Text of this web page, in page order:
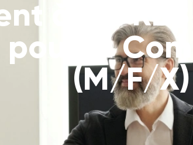
à la
la
(M/F/X)